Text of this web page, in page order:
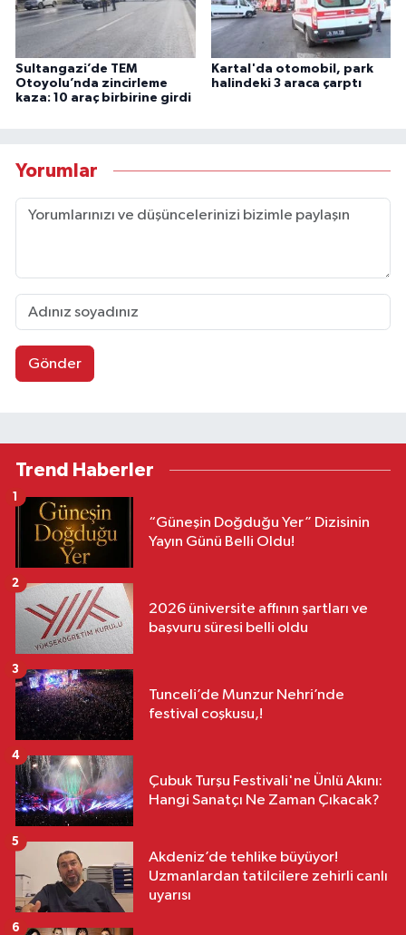
Sultangazi’de TEM
Otoyolu’nda zincirleme
kaza: 10 araç birbirine girdi
Kartal'da otomobil, park
halindeki 3 araca çarptı
Yorumlar
Gönder
Trend Haberler
“Güneşin Doğduğu Yer” Dizisinin
Yayın Günü Belli Oldu!
1
2026 üniversite affının şartları ve
başvuru süresi belli oldu
2
Tunceli’de Munzur Nehri’nde
festival coşkusu,!
3
Çubuk Turşu Festivali'ne Ünlü Akını:
Hangi Sanatçı Ne Zaman Çıkacak?
4
Akdeniz’de tehlike büyüyor!
Uzmanlardan tatilcilere zehirli canlı
uyarısı
5
6